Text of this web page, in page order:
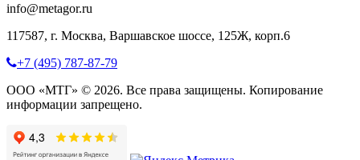
info@metagor.ru
117587, г. Москва, Варшавское шоссе, 125Ж, корп.6
+7 (495) 787-87-79
ООО «МТГ» © 2026. Все права защищены. Копирование
информации запрещено.